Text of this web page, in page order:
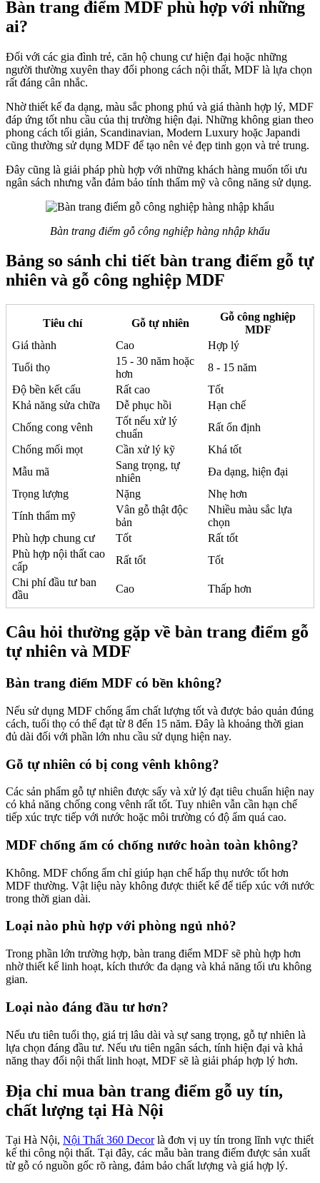
Bàn trang điểm MDF phù hợp với những
ai?
Đối với các gia đình trẻ, căn hộ chung cư hiện đại hoặc những
người thường xuyên thay đổi phong cách nội thất, MDF là lựa chọn
rất đáng cân nhắc.
Nhờ thiết kế đa dạng, màu sắc phong phú và giá thành hợp lý, MDF
đáp ứng tốt nhu cầu của thị trường hiện đại. Những không gian theo
phong cách tối giản, Scandinavian, Modern Luxury hoặc Japandi
cũng thường sử dụng MDF để tạo nên vẻ đẹp tinh gọn và trẻ trung.
Đây cũng là giải pháp phù hợp với những khách hàng muốn tối ưu
ngân sách nhưng vẫn đảm bảo tính thẩm mỹ và công năng sử dụng.
Bàn trang điểm gỗ công nghiệp hàng nhập khẩu
Bảng so sánh chi tiết bàn trang điểm gỗ tự
nhiên và gỗ công nghiệp MDF
Tiêu chí Gỗ tự nhiên
Gỗ công nghiệp
MDF
Giá thành
Cao
Hợp lý
Tuổi thọ
15 - 30 năm hoặc
hơn
8 - 15 năm
Độ bền kết cấu
Rất cao
Tốt
Khả năng sửa chữa
Dễ phục hồi
Hạn chế
Chống cong vênh
Tốt nếu xử lý
chuẩn
Rất ổn định
Chống mối mọt
Cần xử lý kỹ
Khá tốt
Mẫu mã
Sang trọng, tự
nhiên
Đa dạng, hiện đại
Trọng lượng
Nặng
Nhẹ hơn
Tính thẩm mỹ
Vân gỗ thật độc
bản
Nhiều màu sắc lựa
chọn
Phù hợp chung cư
Tốt
Rất tốt
Phù hợp nội thất cao
cấp
Rất tốt
Tốt
Chi phí đầu tư ban
đầu
Cao Thấp hơn
Câu hỏi thường gặp về bàn trang điểm gỗ
tự nhiên và MDF
Bàn trang điểm MDF có bền không?
Nếu sử dụng MDF chống ẩm chất lượng tốt và được bảo quản đúng
cách, tuổi thọ có thể đạt từ 8 đến 15 năm. Đây là khoảng thời gian
đủ dài đối với phần lớn nhu cầu sử dụng hiện nay.
Gỗ tự nhiên có bị cong vênh không?
Các sản phẩm gỗ tự nhiên được sấy và xử lý đạt tiêu chuẩn hiện nay
có khả năng chống cong vênh rất tốt. Tuy nhiên vẫn cần hạn chế
tiếp xúc trực tiếp với nước hoặc môi trường có độ ẩm quá cao.
MDF chống ẩm có chống nước hoàn toàn không?
Không. MDF chống ẩm chỉ giúp hạn chế hấp thụ nước tốt hơn
MDF thường. Vật liệu này không được thiết kế để tiếp xúc với nước
trong thời gian dài.
Loại nào phù hợp với phòng ngủ nhỏ?
Trong phần lớn trường hợp, bàn trang điểm MDF sẽ phù hợp hơn
nhờ thiết kế linh hoạt, kích thước đa dạng và khả năng tối ưu không
gian.
Loại nào đáng đầu tư hơn?
Nếu ưu tiên tuổi thọ, giá trị lâu dài và sự sang trọng, gỗ tự nhiên là
lựa chọn đáng đầu tư. Nếu ưu tiên ngân sách, tính hiện đại và khả
năng thay đổi nội thất linh hoạt, MDF sẽ là giải pháp hợp lý hơn.
Địa chỉ mua bàn trang điểm gỗ uy tín,
chất lượng tại Hà Nội
Tại Hà Nội, Nội Thất 360 Decorlà đơn vị uy tín trong lĩnh vực thiết
kế thi công nội thất. Tại đây, các mẫu bàn trang điểm được sản xuất
từ gỗ có nguồn gốc rõ ràng, đảm bảo chất lượng và giá hợp lý.